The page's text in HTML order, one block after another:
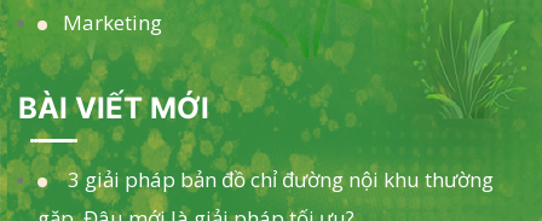
Marketing
BÀI VIẾT MỚI
3 giải pháp bản đồ chỉ đường nội khu thường